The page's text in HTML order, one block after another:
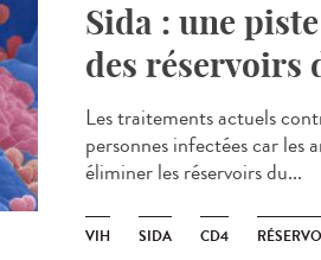
Sida : une
des réservoirs
Les traitements actuels
personnes infectées car les
éliminer les réservoirs du...
VIH SIDA CD4